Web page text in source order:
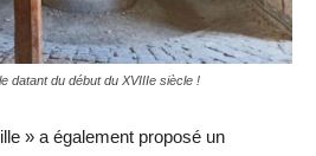
datant du début du XVIIIe siècle !
» a également proposé un